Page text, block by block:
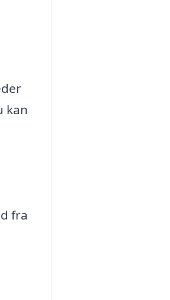
kan
fra